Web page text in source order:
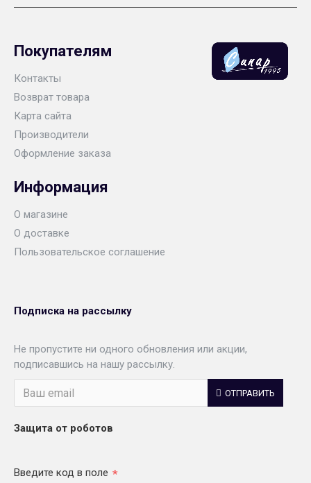
Покупателям
Контакты
Возврат товара
Карта сайта
Производители
Оформление заказа
Информация
О магазине
О доставке
Пользовательское соглашение
Подписка на рассылку
Не пропустите ни одного обновления или акции,
подписавшись на нашу рассылку.
ОТПРАВИТЬ
Защита от роботов
Введите код в поле